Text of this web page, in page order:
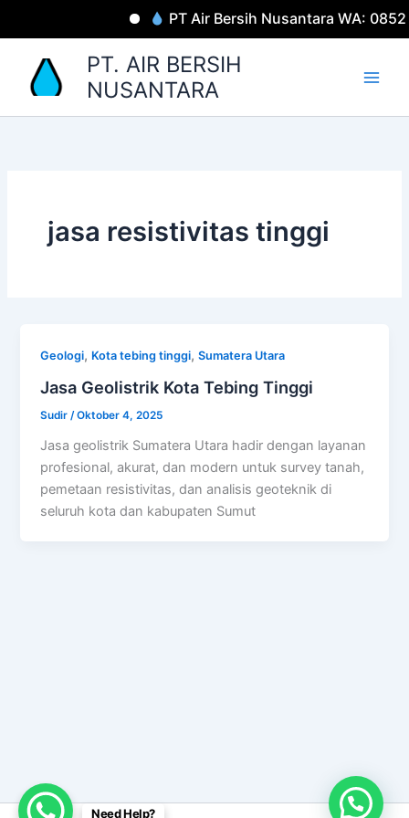
PT Air Bersih Nusantara WA:
PT. AIR BERSIH
NUSANTARA
jasa resistivitas tinggi
Geologi, Kota tebing tinggi,Sumatera Utara
Jasa Geolistrik Kota Tebing Tinggi
Sudir /Oktober 4, 2025
Jasa geolistrik Sumatera Utara hadir dengan layanan
profesional, akurat, dan modern untuk survey tanah,
pemetaan resistivitas, dan analisis geoteknik di
seluruh kota dan kabupaten Sumut
Need Help?